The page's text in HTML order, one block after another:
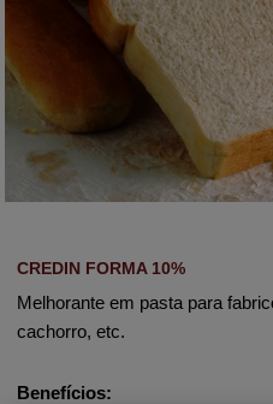
CREDIN FORMA 10%
Melhorante em pasta para
cachorro, etc.
Benefícios: